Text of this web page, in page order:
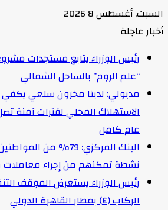
السبت, أغسطس 8 2026
أخبار عاجلة
رئيس الوزراء يتابع مستجدات
“علم الروم” بالساحل الشمالي
مدبولي: لدينا مخزون سلعي يكفي
الاستهلاك المحلي لفترات آمنة
عام كامل
البنك المركزي: 79%
نشطة تمكنهم من إجراء معاملات
رئيس الوزراء يستعرض الموقف
الركاب (٤) بمطار القاهرة الدولي